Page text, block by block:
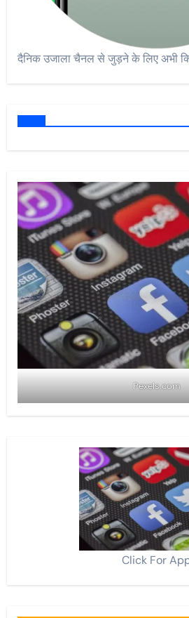
दैनिक उजाला चैनल से जुड़ने के लिए अभी
Pexels.com
Click For